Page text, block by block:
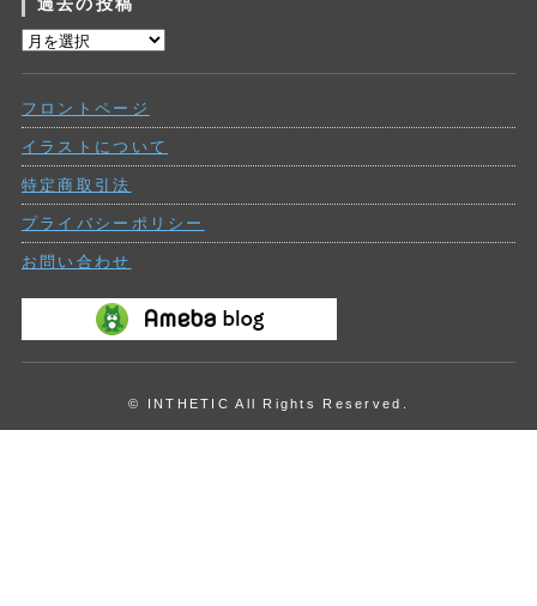
ゴ
リ
ー
過
投
稿
フロントページ
イラストについて
特定商取引法
プライバシーポリシー
お問い合わせ
© INTHETIC All Rights Reserved.